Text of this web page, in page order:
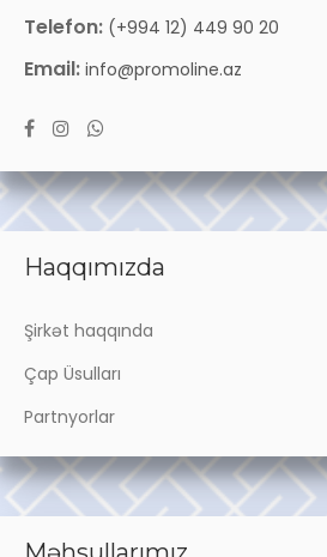
Telefon: (+994 12) 449 90 20
Email: info@promoline.az
Haqqımızda
Şirkət haqqında
Çap Üsulları
Partnyorlar